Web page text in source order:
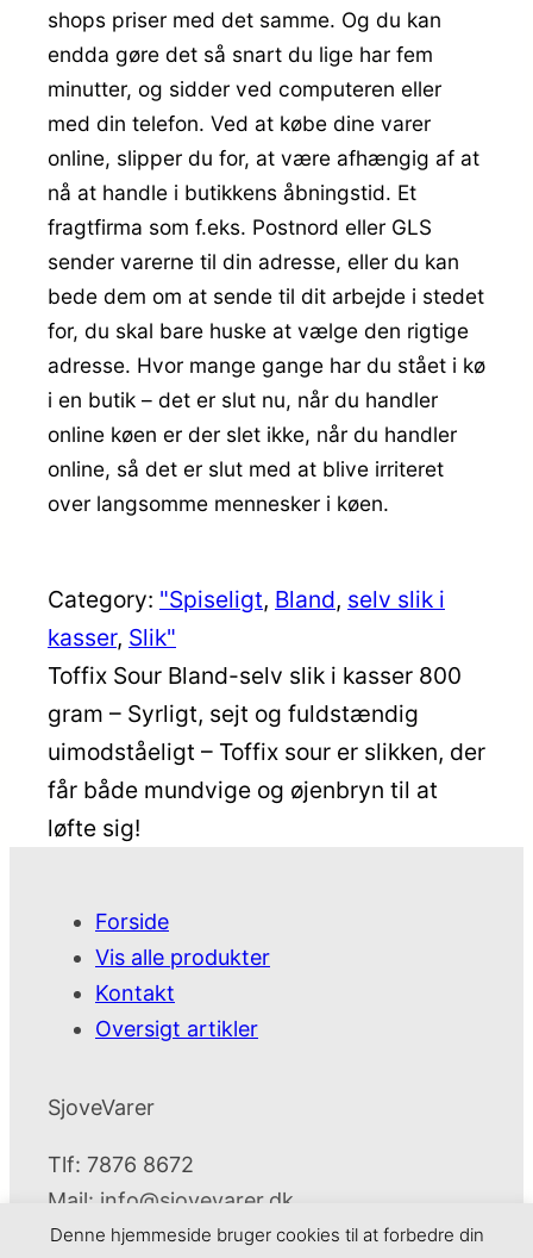
shops priser med det samme. Og du kan
endda gøre det så snart du lige har fem
minutter, og sidder ved computeren eller
med din telefon. Ved at købe dine varer
online, slipper du for, at være afhængig af at
nå at handle i butikkens åbningstid. Et
fragtfirma som f.eks. Postnord eller GLS
sender varerne til din adresse, eller du kan
bede dem om at sende til dit arbejde i stedet
for, du skal bare huske at vælge den rigtige
adresse. Hvor mange gange har du stået i kø
i en butik – det er slut nu, når du handler
online køen er der slet ikke, når du handler
online, så det er slut med at blive irriteret
over langsomme mennesker i køen.
Category: "Spiseligt, Bland, selv slik i
kasser, Slik"
Toffix Sour Bland-selv slik i kasser 800
gram – Syrligt, sejt og fuldstændig
uimodståeligt – Toffix sour er slikken, der
får både mundvige og øjenbryn til at
løfte sig!
Forside
Vis alle produkter
Kontakt
Oversigt artikler
SjoveVarer
Tlf: 7876 8672
Mail: info@sjovevarer.dk
Denne hjemmeside bruger cookies til at forbedre din